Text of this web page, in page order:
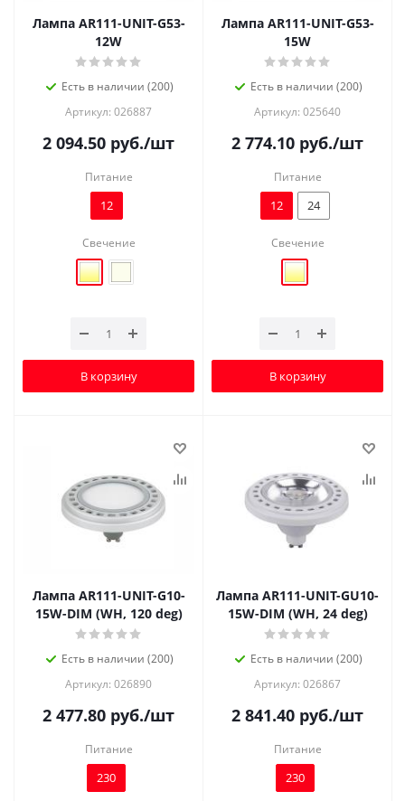
Лампа AR111-UNIT-G53-
12W
Есть в наличии (200)
Артикул: 026887
2 094.50 руб./шт
Питание
12
Свечение
В корзину
Лампа AR111-UNIT-G53-
15W
Есть в наличии (200)
Артикул: 025640
2 774.10 руб./шт
Питание
12 24
Свечение
В корзину
Лампа AR111-UNIT-G10-
15W-DIM (WH, 120 deg)
Есть в наличии (200)
Артикул: 026890
2 477.80 руб./шт
Питание
230
Лампа AR111-UNIT-GU10-
15W-DIM (WH, 24 deg)
Есть в наличии (200)
Артикул: 026867
2 841.40 руб./шт
Питание
230